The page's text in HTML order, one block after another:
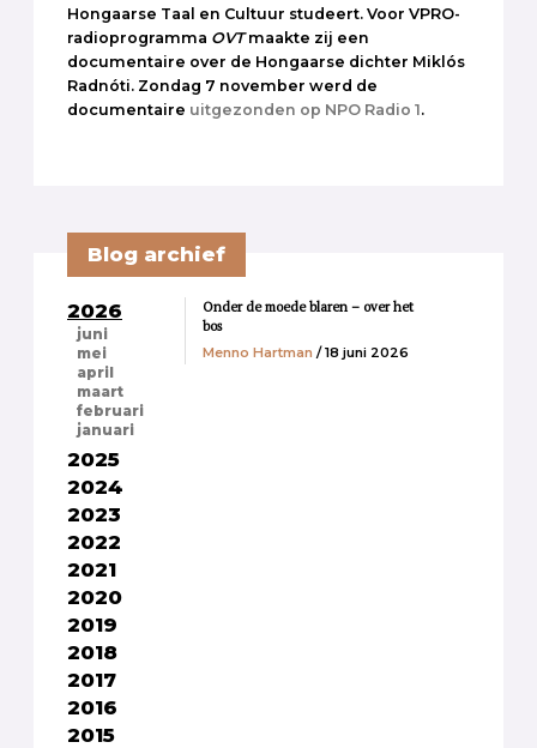
Hongaarse Taal en Cultuur studeert. Voor VPRO-
radioprogramma OVTmaakte zij een
documentaire over de Hongaarse dichter Miklós
Radnóti. Zondag 7 november werd de
documentaire uitgezonden op NPO Radio 1.
Blog archief
2026
juni
mei
april
maart
februari
januari
2025
2024
2023
2022
2021
2020
2019
2018
2017
2016
2015
Onder de moede blaren – over het
bos
Menno Hartman / 18 juni 2026